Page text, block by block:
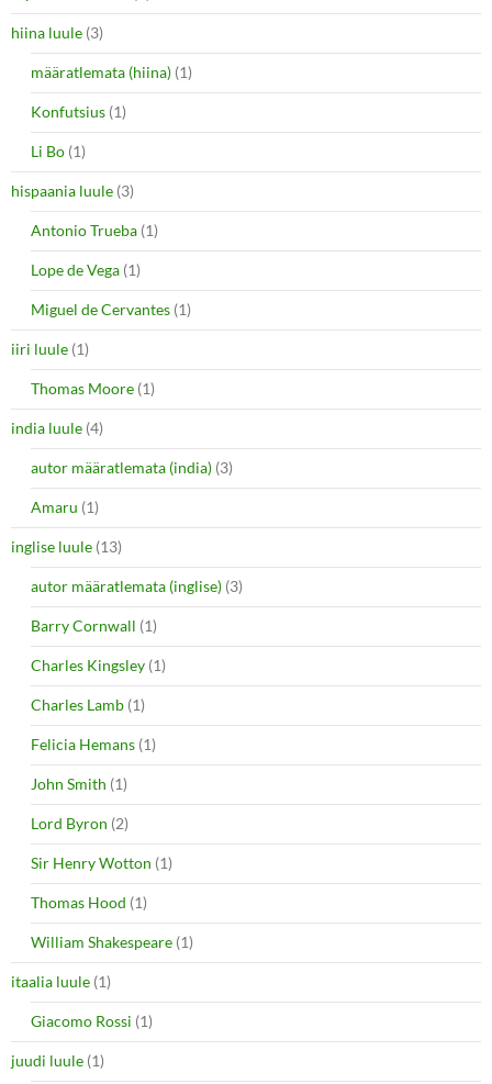
hiina luule (3)
määratlemata (hiina) (1)
Konfutsius (1)
Li Bo (1)
hispaania luule (3)
Antonio Trueba (1)
Lope de Vega (1)
Miguel de Cervantes (1)
iiri luule (1)
Thomas Moore (1)
india luule (4)
autor määratlemata (india) (3)
Amaru (1)
inglise luule (13)
autor määratlemata (inglise) (3)
Barry Cornwall (1)
Charles Kingsley (1)
Charles Lamb (1)
Felicia Hemans (1)
John Smith (1)
Lord Byron (2)
Sir Henry Wotton (1)
Thomas Hood (1)
William Shakespeare (1)
itaalia luule (1)
Giacomo Rossi (1)
juudi luule (1)